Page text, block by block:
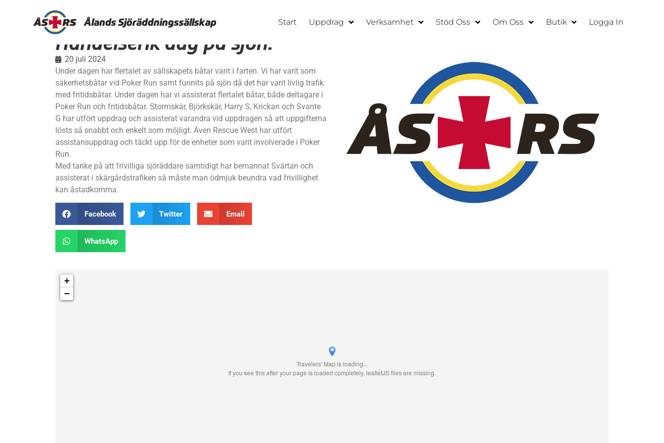
Ålands Sjöräddningssällskap Start Uppdrag Verksamhet Stöd Oss Om Oss Butik Logga In
Händelserik dag på sjön.
20 juli 2024
Under dagen har flertalet av sällskapets båtar varit i farten. Vi har varit som
säkerhetsbåtar vid Poker Run samt funnits på sjön då det har varit livlig trafik
med fritidsbåtar. Under dagen har vi assisterat flertalet båtar, både deltagare i
Poker Run och fritidsbåtar. Stormskär, Björkskär, Harry S, Krickan och Svante
G har utfört uppdrag och assisterat varandra vid uppdragen så att uppgifterna
lösts så snabbt och enkelt som möjligt. Även Rescue West har utfört
assistansuppdrag och täckt upp för de enheter som varit involverade i Poker
Run.
Med tanke på att frivilliga sjöräddare samtidigt har bemannat Svärtan och
assisterat i skärgårdstrafiken så måste man ödmjuk beundra vad frivillighet
kan åstadkomma.
Facebook Twitter Email
WhatsApp
Travelers' Map is loading...
If you see this after your page is loaded completely, leafletJS files are missing.
+
−